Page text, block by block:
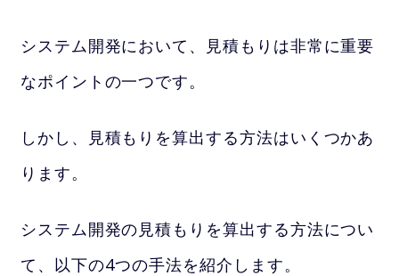
システム開発において、見積もりは非常に重要
なポイントの一つです。
しかし、見積もりを算出する方法はいくつかあ
ります。
システム開発の見積もりを算出する方法につい
て、以下の4つの手法を紹介します。